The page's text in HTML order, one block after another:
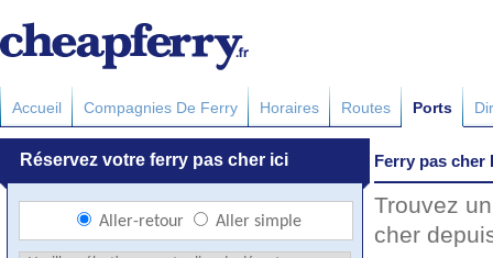
Accueil Compagnies De Ferry Horaires Routes Ports
Ferry pas cher
Trouvez
cher